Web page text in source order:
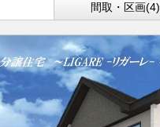
間取・区画(4)